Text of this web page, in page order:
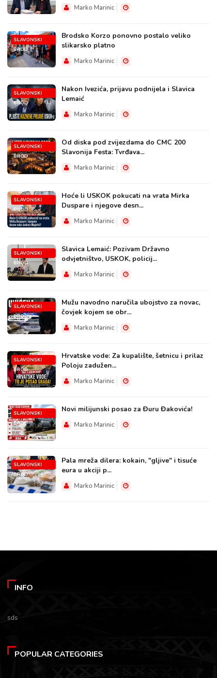
Marko Marinic
SLAVONSKI
BROD
Brodsko Korzo ponovno postalo veliko
slikarsko platno
Marko Marinic
SLAVONSKI
BROD
Nakon Ivezića, prijavu podnijela i Slavica
Lemaić
Marko Marinic
SLAVONSKI
BROD
Od diska pod zvijezdama do CMC 200
Slavonija Festa: Tvrđava...
Marko Marinic
SLAVONSKI
BROD
Hoće li USKOK pokucati na vrata Mirka
Duspare i njegove desn...
Marko Marinic
SLAVONSKI
BROD
Slavica Lemaić: Pozivam Državno
odvjetništvo, USKOK, policij...
Marko Marinic
SLAVONSKI
BROD
Mužu navodno naručila ubojstvo za novac,
čovjek kojem se obr...
Marko Marinic
SLAVONSKI
BROD
Hrvatske vode: Za kupalište, šetnicu i prilaz
Poloju zadužen...
Marko Marinic
SLAVONSKI
BROD
Novi milijunski posao za Đuru Đakovića!
Marko Marinic
SLAVONSKI
BROD
Pala mreža dilera: kokain, "gljive" i tisuće
eura u akciji p...
Marko Marinic
INFO
sds
POPULAR CATEGORIES